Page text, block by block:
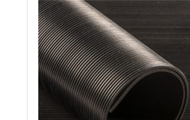
produit
a
plusieurs
variations.
Les
options
peuvent